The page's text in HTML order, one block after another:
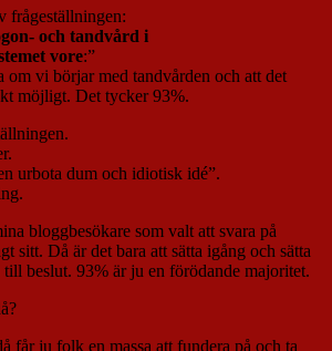
frågeställningen:
och tandvård i
vore:”
om vi börjar med tandvården och att det
möjligt. Det tycker 93%.
urbota dum och idiotisk idé”.
bloggbesökare som valt att svara på
sitt. Då är det bara att sätta igång och sätta
beslut. 93% är ju en förödande majoritet.
får ju folk en massa att fundera på och ta